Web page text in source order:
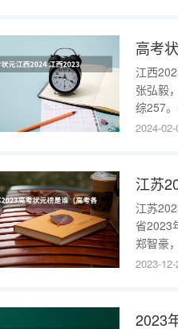
高考
江西
张弘毅
综257
分的高
2024-
江苏
江苏
省2023
郑智豪
元的定
2023-
2023